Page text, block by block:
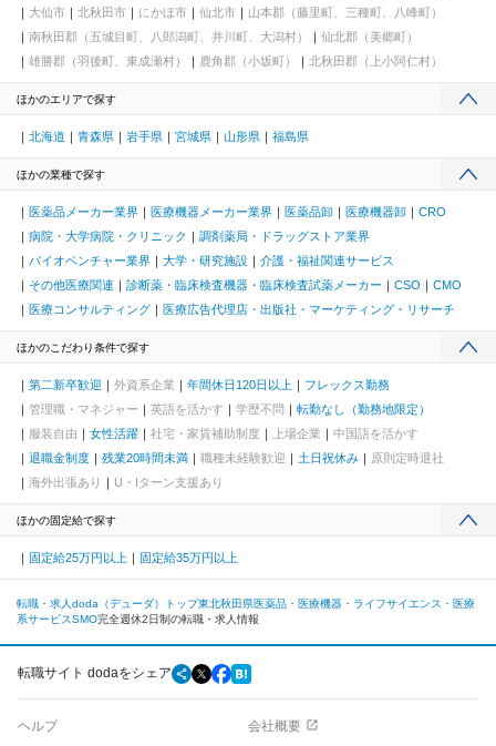
大仙市
北秋田市 にかほ市 仙北市
山本郡（藤里町、三種町、八峰町）
南秋田郡（五城目町、八郎潟町、井川町、大潟村）
仙北郡（美郷町）
雄勝郡（羽後町、東成瀬村）
鹿角郡（小坂町） 北秋田郡（上小阿仁村）
ほかのエリアで探す
北海道 青森県 岩手県 宮城県 山形県 福島県
ほかの業種で探す
医薬品メーカー業界 医療機器メーカー業界 医薬品卸 医療機器卸
CRO
病院・大学病院・クリニック
調剤薬局・ドラッグストア業界
バイオベンチャー業界
大学・研究施設
介護・福祉関連サービス
その他医療関連
診断薬・臨床検査機器・臨床検査試薬メーカー CSO
CMO
医療コンサルティング
医療広告代理店・出版社・マーケティング・リサーチ
ほかのこだわり条件で探す
第二新卒歓迎 外資系企業 年間休日120日以上
フレックス勤務
管理職・マネジャー
英語を活かす 学歴不問
転勤なし（勤務地限定）
服装自由
女性活躍 社宅・家賃補助制度 上場企業
中国語を活かす
退職金制度
残業20時間未満 職種未経験歓迎 土日祝休み
原則定時退社
海外出張あり
U・Iターン支援あり
ほかの固定給で探す
固定給25万円以上 固定給35万円以上
転職・求人doda（デューダ）トップ東北秋田県医薬品・医療機器・ライフサイエンス・医療
系サービスSMO完全週休2日制の転職・求人情報
転職サイト dodaをシェア
ヘルプ
会社概要